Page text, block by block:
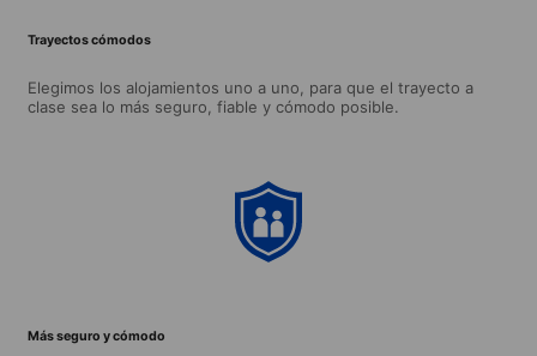
Trayectos cómodos
Elegimos los alojamientos uno a uno, para que el trayecto a
clase sea lo más seguro, fiable y cómodo posible.
Más seguro y cómodo